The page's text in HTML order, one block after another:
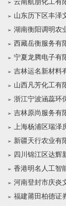
云南航朋化工有
山东历下区丰泽
湖南衡阳调明农
西藏岳衡服务有
宁夏龙腾电子有
吉林运名新材料
山西凡芳化工有
浙江宁波涵蕊环
吉林原尚服务有
上海杨浦区瑞泽
新疆天行农业有
四川锦江区达辉
香港明名人工智
河南登封市庆炎
福建莆田柏德证